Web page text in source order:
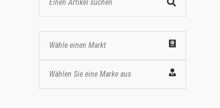
Wähle einen Markt
Wählen Sie eine Marke aus